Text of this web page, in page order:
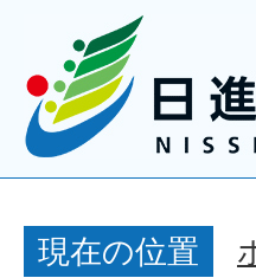
現在の位置